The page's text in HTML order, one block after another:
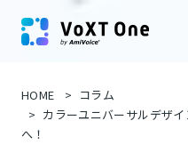
HOME
コラム
カラーユニバーサルデザ
へ！